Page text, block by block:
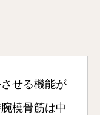
せる機能が
橈骨筋は中